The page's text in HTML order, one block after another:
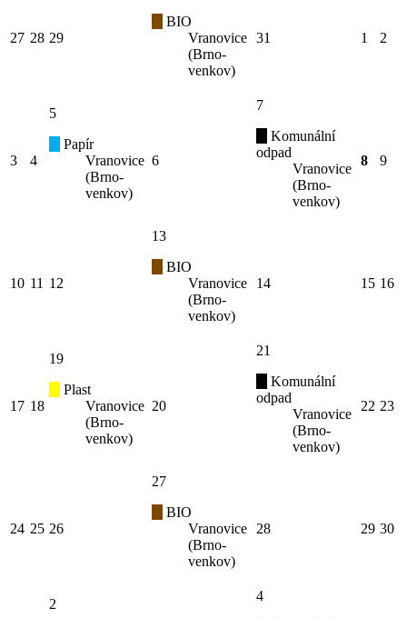
27 28 29
BIO
Vranovice
(Brno-
venkov)
31 1 2
3 4
5
Papír
Vranovice
(Brno-
venkov)
6
7
Komunální
odpad
Vranovice
(Brno-
venkov)
8 9
10 11 12
13
BIO
Vranovice
(Brno-
venkov)
14 15 16
17 18
19
Plast
Vranovice
(Brno-
venkov)
20
21
Komunální
odpad
Vranovice
(Brno-
venkov)
22 23
24 25 26
27
BIO
Vranovice
(Brno-
venkov)
28 29 30
2
4